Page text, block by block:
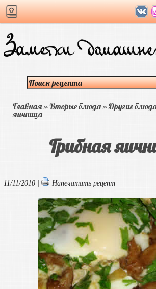
Главная»Вторые блюда»Другие
яичница
Грибная
11/11/2010 | Напечатать рецепт